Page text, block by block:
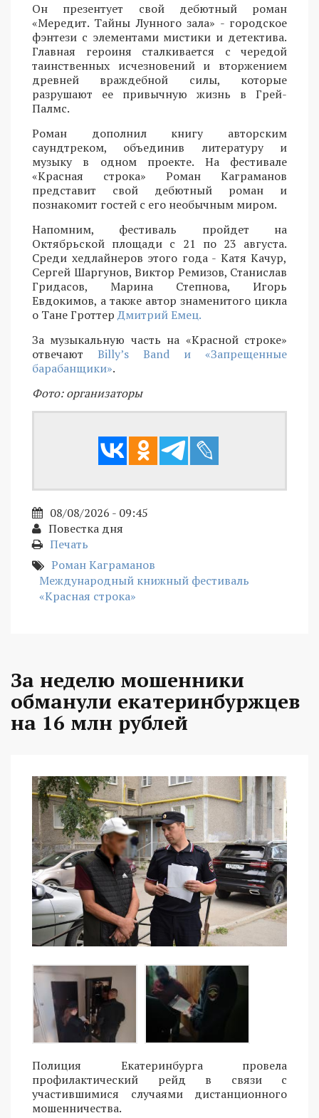
Он презентует свой дебютный роман
«Мередит. Тайны Лунного зала» - городское
фэнтези с элементами мистики и детектива.
Главная героиня сталкивается с чередой
таинственных исчезновений и вторжением
древней враждебной силы, которые
разрушают ее привычную жизнь в Грей-
Палмс.
Роман дополнил книгу авторским
саундтреком, объединив литературу и
музыку в одном проекте. На фестивале
«Красная строка» Роман Каграманов
представит свой дебютный роман и
познакомит гостей с его необычным миром.
Напомним, фестиваль пройдет на
Октябрьской площади с 21 по 23 августа.
Среди хедлайнеров этого года - Катя Качур,
Сергей Шаргунов, Виктор Ремизов, Станислав
Гридасов, Марина Степнова, Игорь
Евдокимов, а также автор знаменитого цикла
о Тане ГроттерДмитрий Емец.
За музыкальную часть на «Красной строке»
отвечают Billy’s Band и «Запрещенные
барабанщики».
Фото: организаторы
08/08/2026 - 09:45
Повестка дня
Печать
Роман Каграманов
Международный книжный фестиваль
«Красная строка»
За неделю мошенники
обманули екатеринбуржцев
на 16 млн рублей
Полиция Екатеринбурга провела
профилактический рейд в связи с
участившимися случаями дистанционного
мошенничества.